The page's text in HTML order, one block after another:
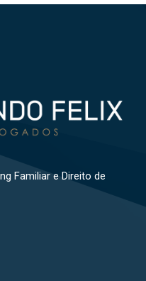
Familiar e Direito de